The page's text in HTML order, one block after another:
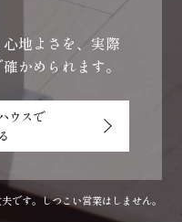
地よさを、 実際
かめられます。
ウスで
です。しつこい営業はしません。